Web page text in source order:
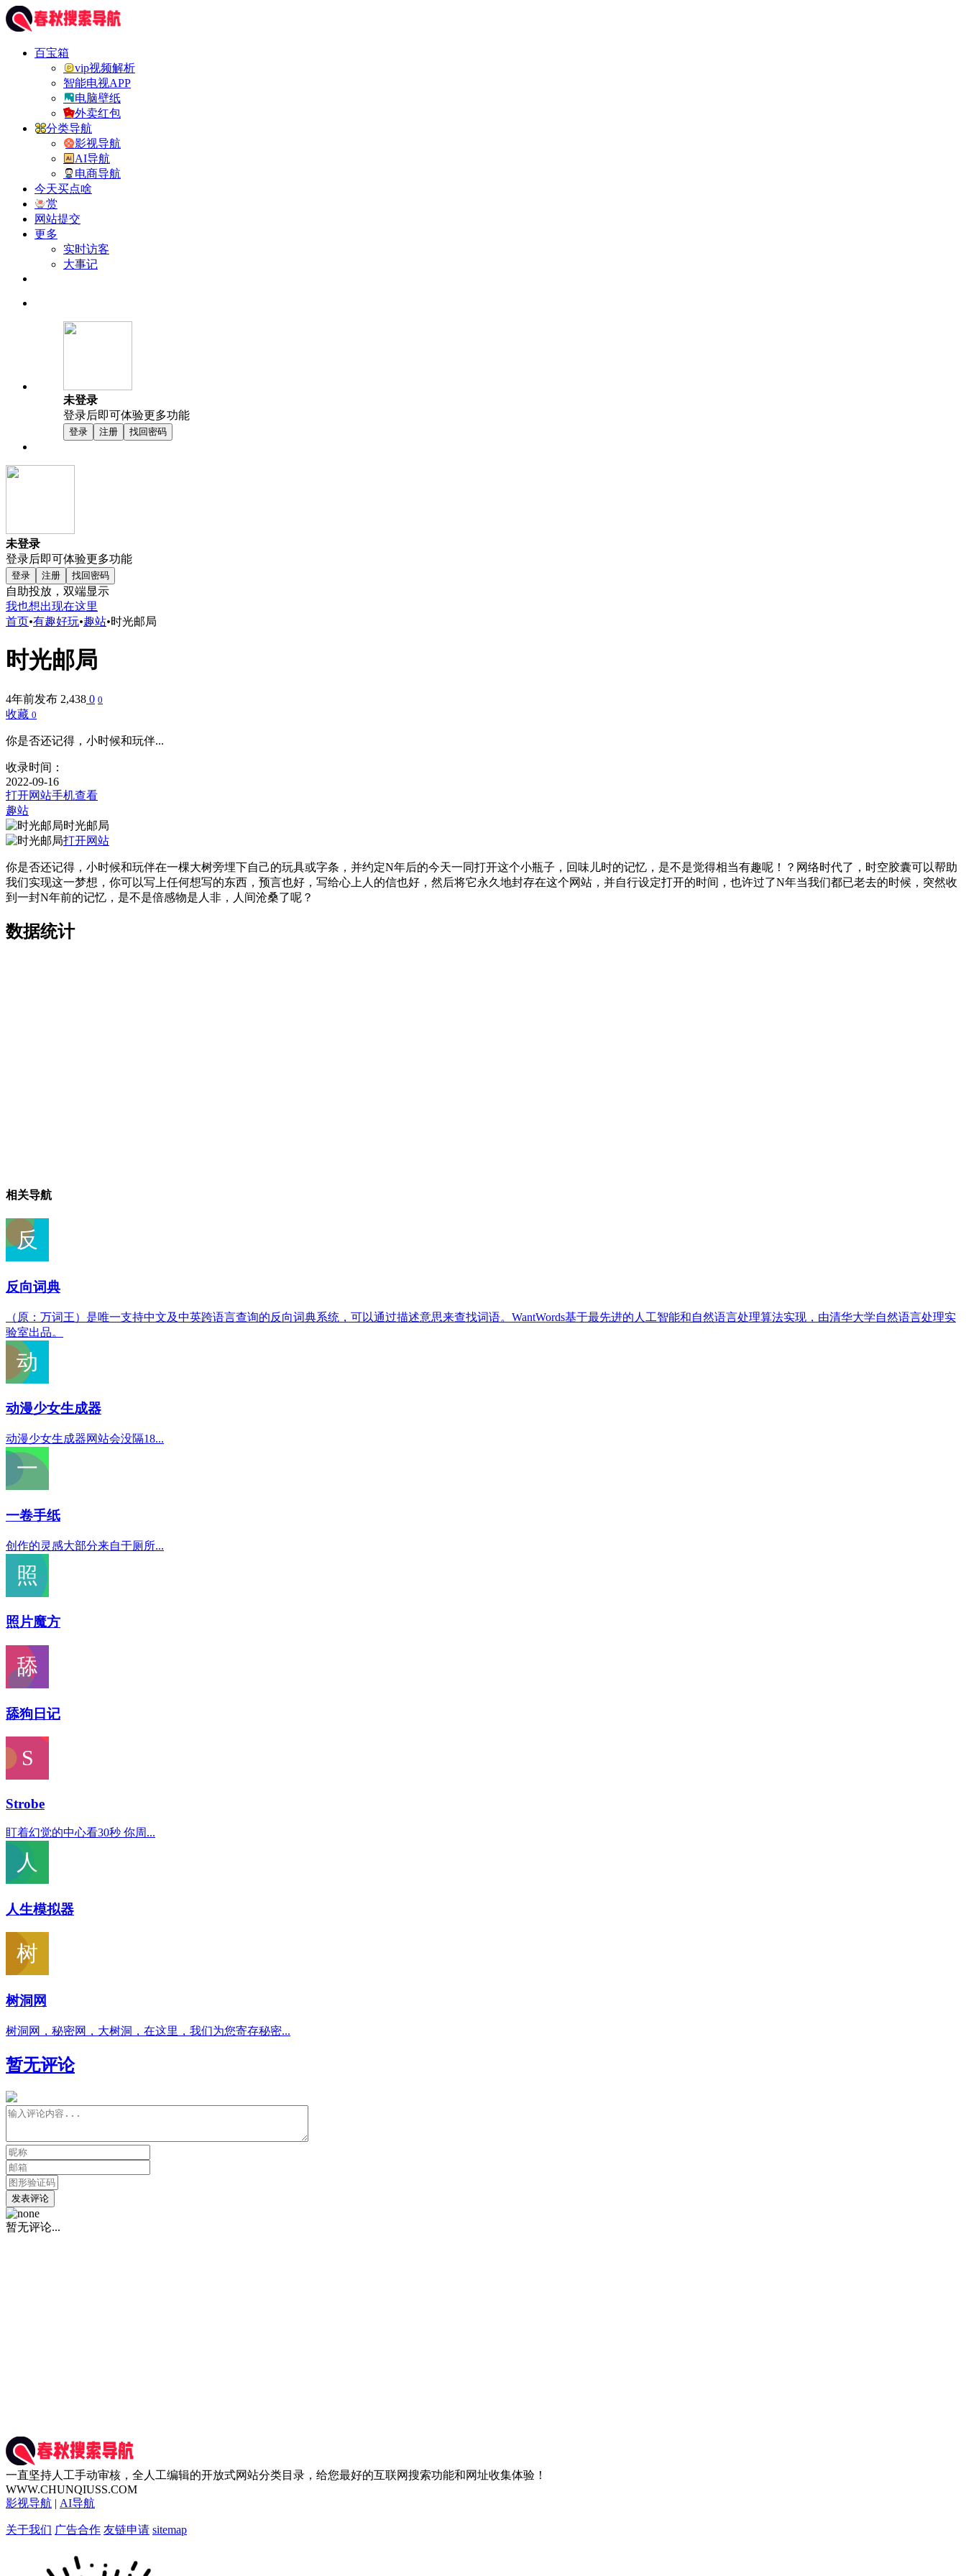
百宝箱
vip视频解析
智能电视APP
电脑壁纸
外卖红包
分类导航
影视导航
AI导航
电商导航
今天买点啥
赏
网站提交
更多
实时访客
大事记
未登录
登录后即可体验更多功能
登录 注册 找回密码
未登录
登录后即可体验更多功能
登录 注册 找回密码
自助投放，双端显示
我也想出现在这里
首页•有趣好玩•趣站•时光邮局
时光邮局
4年前发布 2,438 0 0
收藏 0
你是否还记得，小时候和玩伴...
收录时间：
2022-09-16
打开网站手机查看
趣站
时光邮局
打开网站
你是否还记得，小时候和玩伴在一棵大树旁埋下自己的玩具或字条，并约定N年后的今天一同打开这个小瓶子，回味儿时的记忆，是不是觉得相当有趣呢！？网络时代了，时空胶囊可以帮助
我们实现这一梦想，你可以写上任何想写的东西，预言也好，写给心上人的信也好，然后将它永久地封存在这个网站，并自行设定打开的时间，也许过了N年当我们都已老去的时候，突然收
到一封N年前的记忆，是不是倍感物是人非，人间沧桑了呢？
数据统计
相关导航
反向词典
（原：万词王）是唯一支持中文及中英跨语言查询的反向词典系统，可以通过描述意思来查找词语。WantWords基于最先进的人工智能和自然语言处理算法实现，由清华大学自然语言处理实
验室出品。
动漫少女生成器
动漫少女生成器网站会没隔18...
一卷手纸
创作的灵感大部分来自于厕所...
照片魔方
舔狗日记
Strobe
盯着幻觉的中心看30秒 你周...
人生模拟器
树洞网
树洞网，秘密网，大树洞，在这里，我们为您寄存秘密...
暂无评论
发表评论
暂无评论...
一直坚持人工手动审核，全人工编辑的开放式网站分类目录，给您最好的互联网搜索功能和网址收集体验！
WWW.CHUNQIUSS.COM
影视导航 | AI导航
关于我们 广告合作 友链申请 sitemap